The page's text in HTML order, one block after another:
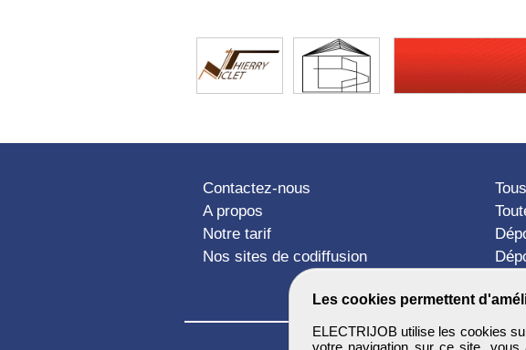
Les cookies permettent
ELECTRIJOB utilise les cookies
votre navigation sur ce site, vous
Contactez-nous
A propos
Notre tarif
Nos sites de codiffusion